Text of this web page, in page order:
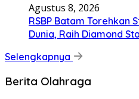
Agustus 8, 2026
RSBP Batam Torehkan
Dunia, Raih Diamond
Selengkapnya
Berita Olahraga